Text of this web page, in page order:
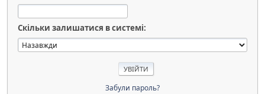
Скільки залишатися в системі:
Забули пароль?